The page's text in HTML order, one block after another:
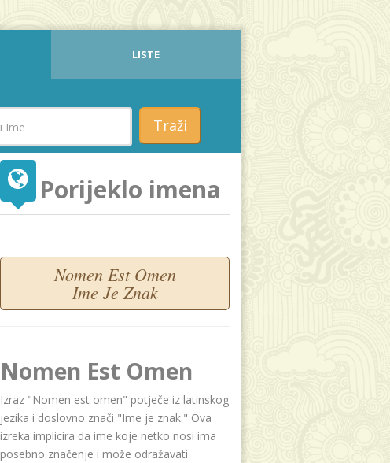
LISTE
Traži
Porijeklo imena
Nomen Est Omen
Ime Je Znak
Nomen Est Omen
Izraz "Nomen est omen" potječe iz latinskog
jezika i doslovno znači "Ime je znak." Ova
izreka implicira da ime koje netko nosi ima
posebno značenje i može odražavati